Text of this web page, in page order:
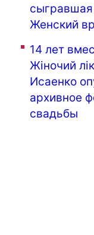
Женский
14 лет
Жіночий
Исаенко
архивное
свадьбы